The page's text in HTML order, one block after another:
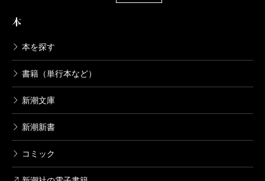
本
本を探す
書籍（単行本など）
新潮文庫
新潮新書
コミック